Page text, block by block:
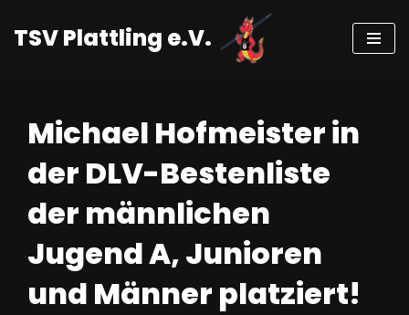
Zum
TSV Plattling e.V.
Michael Hofmeister in
der DLV-Bestenliste
der männlichen
Jugend A, Junioren
und Männer platziert!